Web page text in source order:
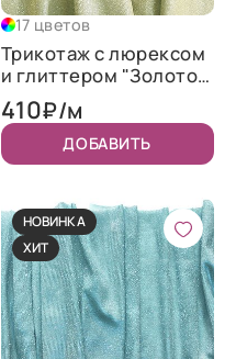
17 цветов
Трикотаж c люрексом
и глиттером "Золото"
NEW
410₽/м
ДОБАВИТЬ
НОВИНКА
ХИТ